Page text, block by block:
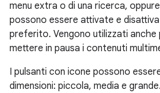
menu extra o di una ricerca,
possono essere attivate e
preferito. Vengono utilizzati anche
mettere in pausa i contenuti
I pulsanti con icone possono
dimensioni: piccola, media e grande.